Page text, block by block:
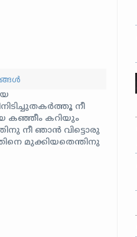
നീ
കഞ്ഞീം കറിയും
നീ ഞാന്‍ വിട്ടൊരു
മുക്കിയതെന്തിനു
നീ ഞാന്‍